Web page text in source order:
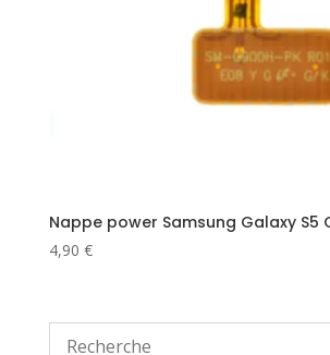
Nappe power Samsung Galaxy S5
4,90 €